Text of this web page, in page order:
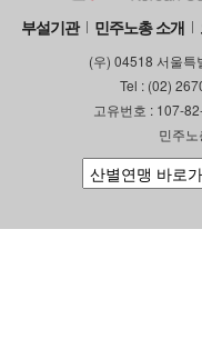
부설기관 민주노총 소개
(우) 04518 서울특
Tel : (02)
고유번호 : 107-
민주